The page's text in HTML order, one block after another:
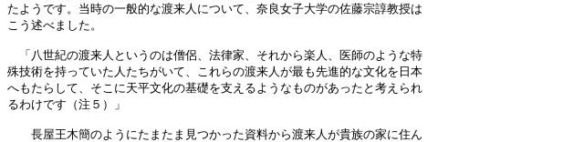
たようです。当時の一般的な渡来人について、奈良女子大学の佐藤宗諄教授は
こう述べました。
「八世紀の渡来人というのは僧侶、法律家、それから楽人、医師のような特
殊技術を持っていた人たちがいて、これらの渡来人が最も先進的な文化を日本
へもたらして、そこに天平文化の基礎を支えるようなものがあったと考えられ
るわけです（注５）」
長屋王木簡のようにたまたま見つかった資料から渡来人が貴族の家に住ん